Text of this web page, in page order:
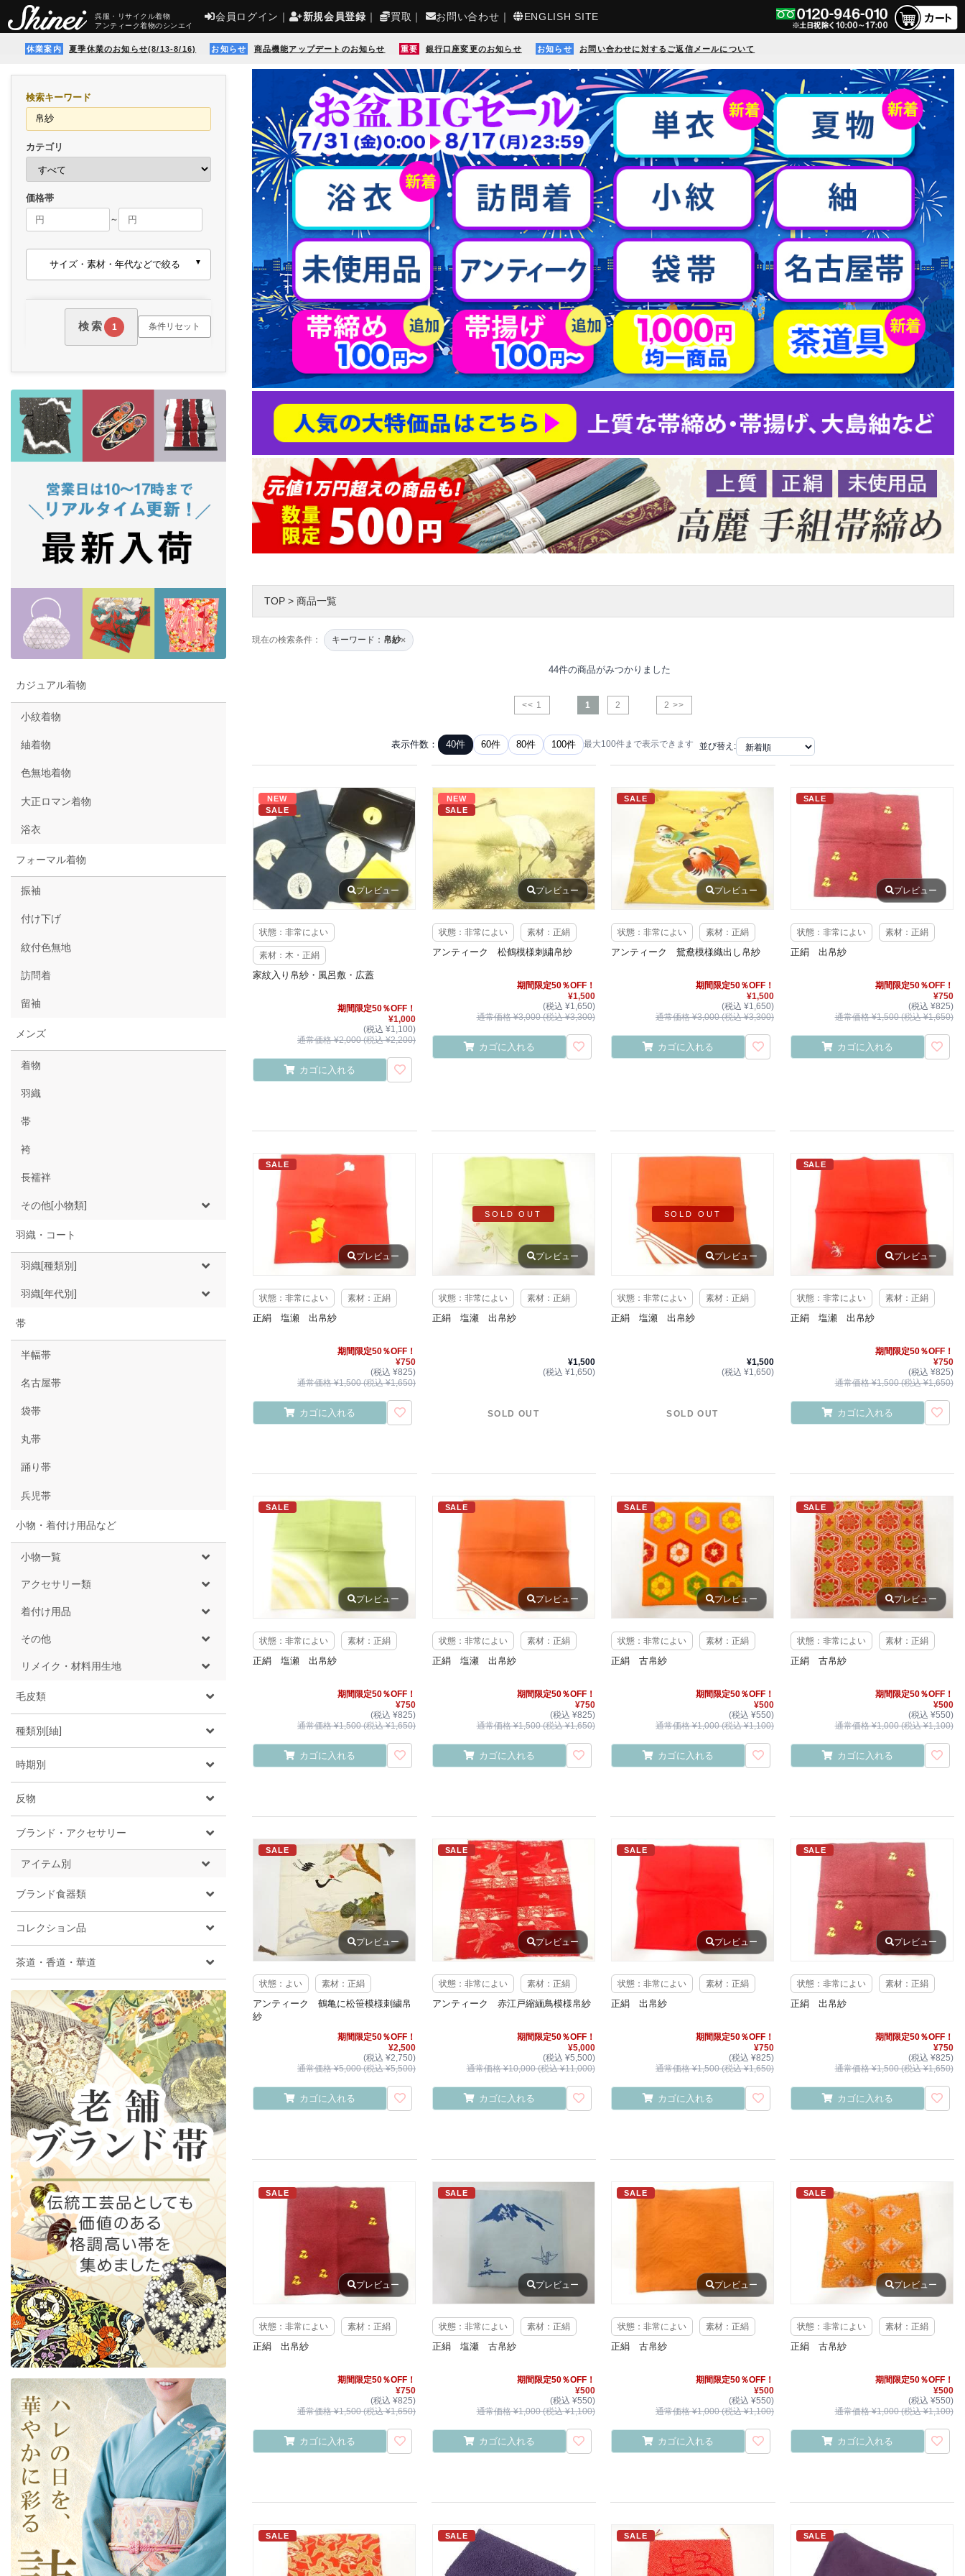
呉服・リサイクル着物
アンティーク着物のシンエイ
会員ログイン ｜ 新規会員登録 ｜ 買取 ｜ お問い合わせ ｜ ENGLISH SITE
休業案内 夏季休業のお知らせ(8/13-8/16) お知らせ 商品機能アップデートのお知らせ 重要 銀行口座変更のお知らせ お知らせ お問い合わせに対するご返信メールについて
検索キーワード
カテゴリ
価格帯
～
サイズ・素材・年代などで絞る
検索 1 条件リセット
カジュアル着物
小紋着物
紬着物
色無地着物
大正ロマン着物
浴衣
フォーマル着物
振袖
付け下げ
紋付色無地
訪問着
留袖
メンズ
着物
羽織
帯
袴
長襦袢
その他[小物類]
羽織・コート
羽織[種類別]
羽織[年代別]
帯
半幅帯
名古屋帯
袋帯
丸帯
踊り帯
兵児帯
小物・着付け用品など
小物一覧
アクセサリー類
着付け用品
その他
リメイク・材料用生地
毛皮類
種類別[紬]
時期別
反物
ブランド・アクセサリー
アイテム別
ブランド食器類
コレクション品
茶道・香道・華道
TOP > 商品一覧
現在の検索条件： キーワード： 帛紗×
44件の商品がみつかりました
<< 1 1 2 2 >>
表示件数： 40件 60件 80件 100件 最大100件まで表示できます 並び替え:
NEW
SALE
プレビュー
状態：非常によい
素材：木・正絹
家紋入り帛紗・風呂敷・広蓋
期間限定50％OFF！
¥1,000
(税込 ¥1,100)
通常価格 ¥2,000 (税込 ¥2,200)
カゴに入れる
NEW
SALE
プレビュー
状態：非常によい 素材：正絹
アンティーク 松鶴模様刺繍帛紗
期間限定50％OFF！
¥1,500
(税込 ¥1,650)
通常価格 ¥3,000 (税込 ¥3,300)
カゴに入れる
SALE
プレビュー
状態：非常によい 素材：正絹
アンティーク 鴛鴦模様織出し帛紗
期間限定50％OFF！
¥1,500
(税込 ¥1,650)
通常価格 ¥3,000 (税込 ¥3,300)
カゴに入れる
SALE
プレビュー
状態：非常によい 素材：正絹
正絹 出帛紗
期間限定50％OFF！
¥750
(税込 ¥825)
通常価格 ¥1,500 (税込 ¥1,650)
カゴに入れる
SALE
プレビュー
状態：非常によい 素材：正絹
正絹 塩瀬 出帛紗
期間限定50％OFF！
¥750
(税込 ¥825)
通常価格 ¥1,500 (税込 ¥1,650)
カゴに入れる
SOLD OUT
プレビュー
状態：非常によい 素材：正絹
正絹 塩瀬 出帛紗
¥1,500
(税込 ¥1,650)
SOLD OUT
SOLD OUT
プレビュー
状態：非常によい 素材：正絹
正絹 塩瀬 出帛紗
¥1,500
(税込 ¥1,650)
SOLD OUT
SALE
プレビュー
状態：非常によい 素材：正絹
正絹 塩瀬 出帛紗
期間限定50％OFF！
¥750
(税込 ¥825)
通常価格 ¥1,500 (税込 ¥1,650)
カゴに入れる
SALE
プレビュー
状態：非常によい 素材：正絹
正絹 塩瀬 出帛紗
期間限定50％OFF！
¥750
(税込 ¥825)
通常価格 ¥1,500 (税込 ¥1,650)
カゴに入れる
SALE
プレビュー
状態：非常によい 素材：正絹
正絹 塩瀬 出帛紗
期間限定50％OFF！
¥750
(税込 ¥825)
通常価格 ¥1,500 (税込 ¥1,650)
カゴに入れる
SALE
プレビュー
状態：非常によい 素材：正絹
正絹 古帛紗
期間限定50％OFF！
¥500
(税込 ¥550)
通常価格 ¥1,000 (税込 ¥1,100)
カゴに入れる
SALE
プレビュー
状態：非常によい 素材：正絹
正絹 古帛紗
期間限定50％OFF！
¥500
(税込 ¥550)
通常価格 ¥1,000 (税込 ¥1,100)
カゴに入れる
SALE
プレビュー
状態：よい 素材：正絹
アンティーク 鶴亀に松笹模様刺繍帛
紗
期間限定50％OFF！
¥2,500
(税込 ¥2,750)
通常価格 ¥5,000 (税込 ¥5,500)
カゴに入れる
SALE
プレビュー
状態：非常によい 素材：正絹
アンティーク 赤江戸縮緬鳥模様帛紗
期間限定50％OFF！
¥5,000
(税込 ¥5,500)
通常価格 ¥10,000 (税込 ¥11,000)
カゴに入れる
SALE
プレビュー
状態：非常によい 素材：正絹
正絹 出帛紗
期間限定50％OFF！
¥750
(税込 ¥825)
通常価格 ¥1,500 (税込 ¥1,650)
カゴに入れる
SALE
プレビュー
状態：非常によい 素材：正絹
正絹 出帛紗
期間限定50％OFF！
¥750
(税込 ¥825)
通常価格 ¥1,500 (税込 ¥1,650)
カゴに入れる
SALE
プレビュー
状態：非常によい 素材：正絹
正絹 出帛紗
期間限定50％OFF！
¥750
(税込 ¥825)
通常価格 ¥1,500 (税込 ¥1,650)
カゴに入れる
SALE
プレビュー
状態：非常によい 素材：正絹
正絹 塩瀬 古帛紗
期間限定50％OFF！
¥500
(税込 ¥550)
通常価格 ¥1,000 (税込 ¥1,100)
カゴに入れる
SALE
プレビュー
状態：非常によい 素材：正絹
正絹 古帛紗
期間限定50％OFF！
¥500
(税込 ¥550)
通常価格 ¥1,000 (税込 ¥1,100)
カゴに入れる
SALE
プレビュー
状態：非常によい 素材：正絹
正絹 古帛紗
期間限定50％OFF！
¥500
(税込 ¥550)
通常価格 ¥1,000 (税込 ¥1,100)
カゴに入れる
SALE SALE SALE SALE